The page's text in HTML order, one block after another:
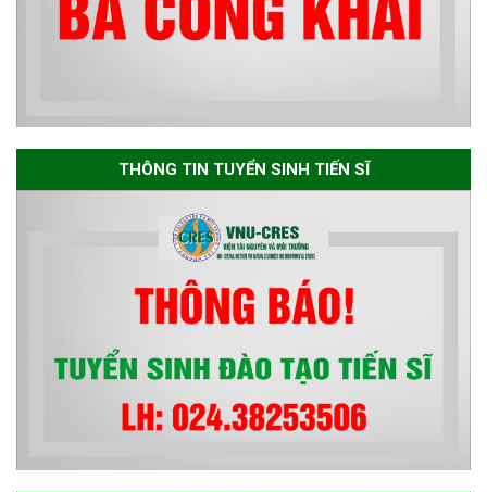
sơ chuyên môn cho các thí sinh
dự tuyển nghiên cứu sinh đợt 1
Thông báo danh sách thí sinh
đủ điều kiện dự tuyển Chương
trình đào tạo tiến sĩ chuyên
ngành Môi trường và phát triển
THÔNG TIN TUYỂN SINH TIẾN SĨ